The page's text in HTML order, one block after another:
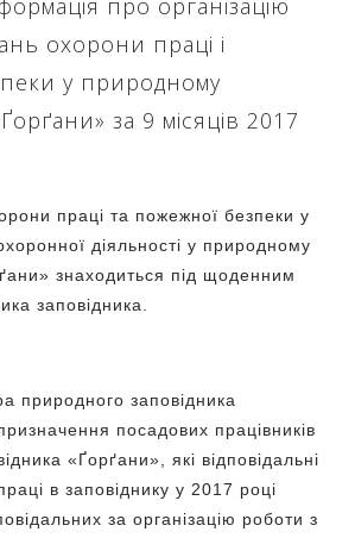
про організацію
охорони праці і
у природному
за 9 місяців 2017
праці та пожежної безпеки у
діяльності у природному
знаходиться під щоденним
заповідника.
природного заповідника
посадових працівників
«Ґорґани», які відповідальні
в заповіднику у 2017 році
за організацію роботи з